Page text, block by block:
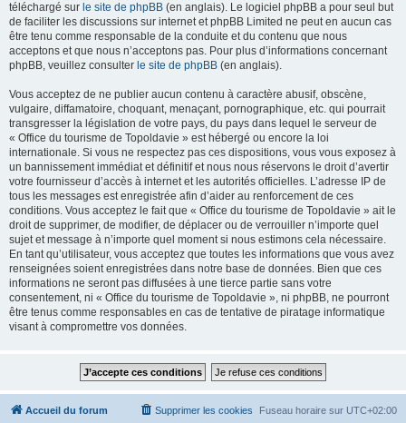
téléchargé sur le site de phpBB (en anglais). Le logiciel phpBB a pour seul but
de faciliter les discussions sur internet et phpBB Limited ne peut en aucun cas
être tenu comme responsable de la conduite et du contenu que nous
acceptons et que nous n’acceptons pas. Pour plus d’informations concernant
phpBB, veuillez consulter le site de phpBB (en anglais).
Vous acceptez de ne publier aucun contenu à caractère abusif, obscène,
vulgaire, diffamatoire, choquant, menaçant, pornographique, etc. qui pourrait
transgresser la législation de votre pays, du pays dans lequel le serveur de
« Office du tourisme de Topoldavie » est hébergé ou encore la loi
internationale. Si vous ne respectez pas ces dispositions, vous vous exposez à
un bannissement immédiat et définitif et nous nous réservons le droit d’avertir
votre fournisseur d’accès à internet et les autorités officielles. L’adresse IP de
tous les messages est enregistrée afin d’aider au renforcement de ces
conditions. Vous acceptez le fait que « Office du tourisme de Topoldavie » ait le
droit de supprimer, de modifier, de déplacer ou de verrouiller n’importe quel
sujet et message à n’importe quel moment si nous estimons cela nécessaire.
En tant qu’utilisateur, vous acceptez que toutes les informations que vous avez
renseignées soient enregistrées dans notre base de données. Bien que ces
informations ne seront pas diffusées à une tierce partie sans votre
consentement, ni « Office du tourisme de Topoldavie », ni phpBB, ne pourront
être tenus comme responsables en cas de tentative de piratage informatique
visant à compromettre vos données.
Accueil du forum Fuseau horaire sur UTC+02:00
Supprimer les cookies